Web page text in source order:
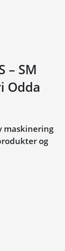
– SM
Odda
maskinering
og